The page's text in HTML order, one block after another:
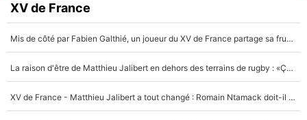
XV de France
Mis de côté par Fabien Galthié, un joueur du XV de France partage sa frustration : «ils ne me l’ont pas dit tout de suite»
La raison d'être de Matthieu Jalibert en dehors des terrains de rugby : «Ça m'atteint autant que si tu touches à un membre de ma famille»
XV de France - Matthieu Jalibert a tout changé : Romain Ntamack doit-il s’inquiéter pour sa place à un an de la Coupe du monde ?